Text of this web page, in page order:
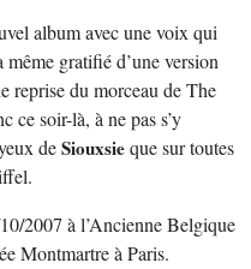
album avec une voix qui
même gratifié d’une version
reprise du morceau de The
soir-là, à ne pas s’y
deSiouxsieque sur toutes
2007 à l’Ancienne Belgique
Montmartre à Paris.